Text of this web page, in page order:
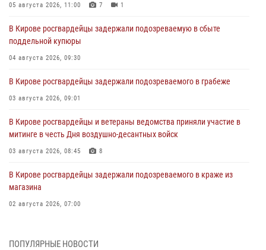
05 августа 2026, 11:00 7 1
В Кирове росгвардейцы задержали подозреваемую в сбыте
поддельной купюры
04 августа 2026, 09:30
В Кирове росгвардейцы задержали подозреваемого в грабеже
03 августа 2026, 09:01
В Кирове росгвардейцы и ветераны ведомства приняли участие в
митинге в честь Дня воздушно-десантных войск
03 августа 2026, 08:45 8
В Кирове росгвардейцы задержали подозреваемого в краже из
магазина
02 августа 2026, 07:00
Российской Федерации
ПОПУЛЯРНЫЕ НОВОСТИ